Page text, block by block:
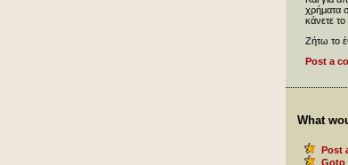
χρήματα
κάνετε
Ζήτω το
Post a
What
Post
Goto